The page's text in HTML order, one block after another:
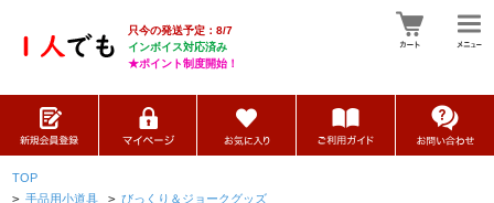
只今の発送予定：8/7
インボイス対応済み
★ポイント制度開始！
TOP
> 手品用小道具 > びっくり＆ジョークグッズ